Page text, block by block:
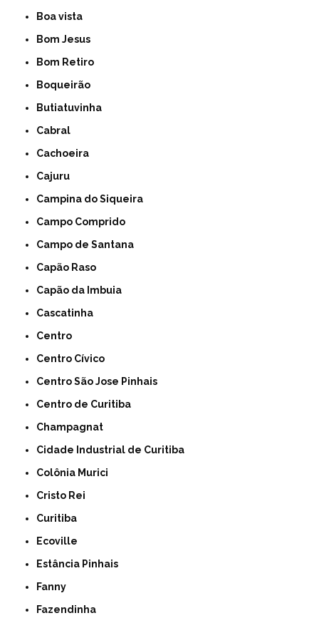
Boa vista
Bom Jesus
Bom Retiro
Boqueirão
Butiatuvinha
Cabral
Cachoeira
Cajuru
Campina do Siqueira
Campo Comprido
Campo de Santana
Capão Raso
Capão da Imbuia
Cascatinha
Centro
Centro Cívico
Centro São Jose Pinhais
Centro de Curitiba
Champagnat
Cidade Industrial de Curitiba
Colônia Murici
Cristo Rei
Curitiba
Ecoville
Estância Pinhais
Fanny
Fazendinha